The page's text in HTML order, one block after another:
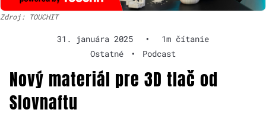
Zdroj: TOUCHIT
31. januára 2025 •
1m čítanie
Ostatné
• Podcast
Nový materiál pre 3D tlač od
Slovnaftu